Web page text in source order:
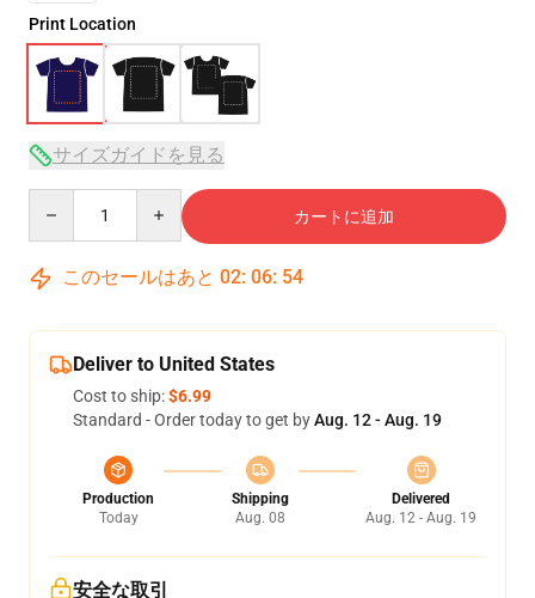
Print Location
サイズガイドを見る
カートに追加
このセールはあと 02: 06: 53
Deliver to United States
Cost to ship:$6.99
Standard - Order today to get byAug. 12 - Aug. 19
Production
Today
Shipping
Aug. 08
Delivered
Aug. 12 - Aug. 19
安全な取引